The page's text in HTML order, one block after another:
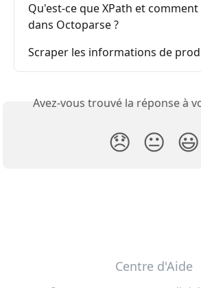
Qu'est-ce que XPath et
dans Octoparse ?
Scraper les informations de
Avez-vous trouvé la réponse à
😞 😐 😃
Centre d'Aide